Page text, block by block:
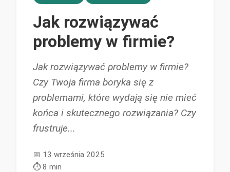
Jak rozwiązywać
problemy w firmie?
Jak rozwiązywać problemy w firmie?
Czy Twoja firma boryka się z
problemami, które wydają się nie mieć
końca i skutecznego rozwiązania? Czy
frustruje...
📅 13 września 2025
⏱️8 min